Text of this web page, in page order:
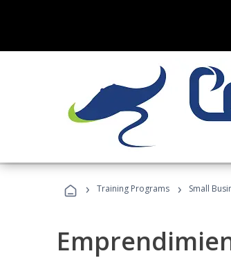
› Training Programs › Small